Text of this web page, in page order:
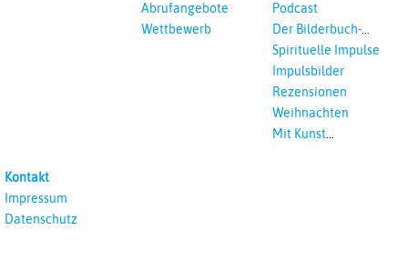
Abrufangebote
Wettbewerb
Podcast
Der Bilderbuch-
Podcast
Spirituelle Impulse
Impulsbilder
Rezensionen
Weihnachten
Mit Kunst
Kontakt
Impressum
Datenschutz